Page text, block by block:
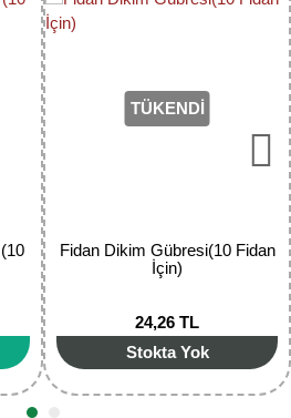
Yorum Yaz
veya görüntülenemiyor.
bilgiler bulunuyor.
daha pahalı.
olmalı.
Gönder
TÜKENDİ
Fidan Dikim Gübresi(10 Fidan
İçin)
24,26 TL
Stokta Yok